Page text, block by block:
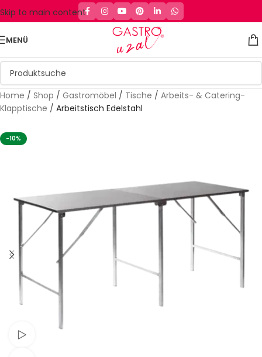
Skip to main content
MENÜ
Home / Shop / Gastromöbel / Tische / Arbeits- & Catering-
Klapptische / Arbeitstisch Edelstahl
-10%